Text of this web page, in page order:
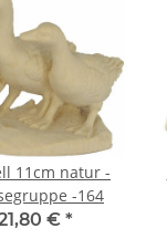
11cm natur -
-164
€ *